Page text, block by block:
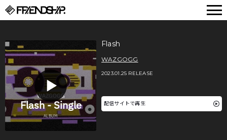
Flash
WAZGOGG
2023.01.25 RELEASE
配信サイトで再生